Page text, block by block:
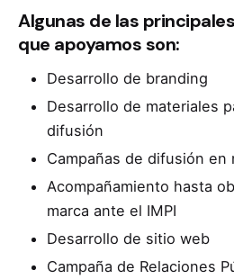
Algunas de las
que apoyamos son:
Desarrollo de branding
Desarrollo de materiales
difusión
Campañas de difusión en
Acompañamiento hasta
marca ante el IMPI
Desarrollo de sitio web
Campaña de Relaciones